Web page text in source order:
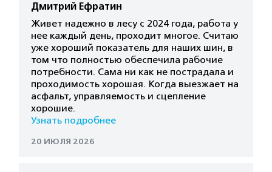
Дмитрий Ефратин
Живет надежно в лесу с 2024 года, работа у
нее каждый день, проходит многое. Считаю
уже хороший показатель для наших шин, в
том что полностью обеспечила рабочие
потребности. Сама ни как не пострадала и
проходимость хорошая. Когда выезжает на
асфальт, управляемость и сцепление
хорошие.
Узнать подробнее
20 ИЮЛЯ 2026